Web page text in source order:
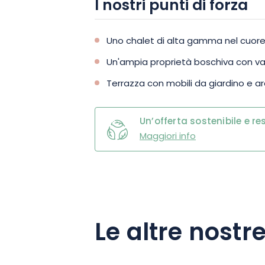
I nostri punti di forza
Uno chalet di alta gamma nel
Un'ampia proprietà boschiva con
Terrazza con mobili da giardino e
Un’offerta sostenibile e
Maggiori info
Le altre